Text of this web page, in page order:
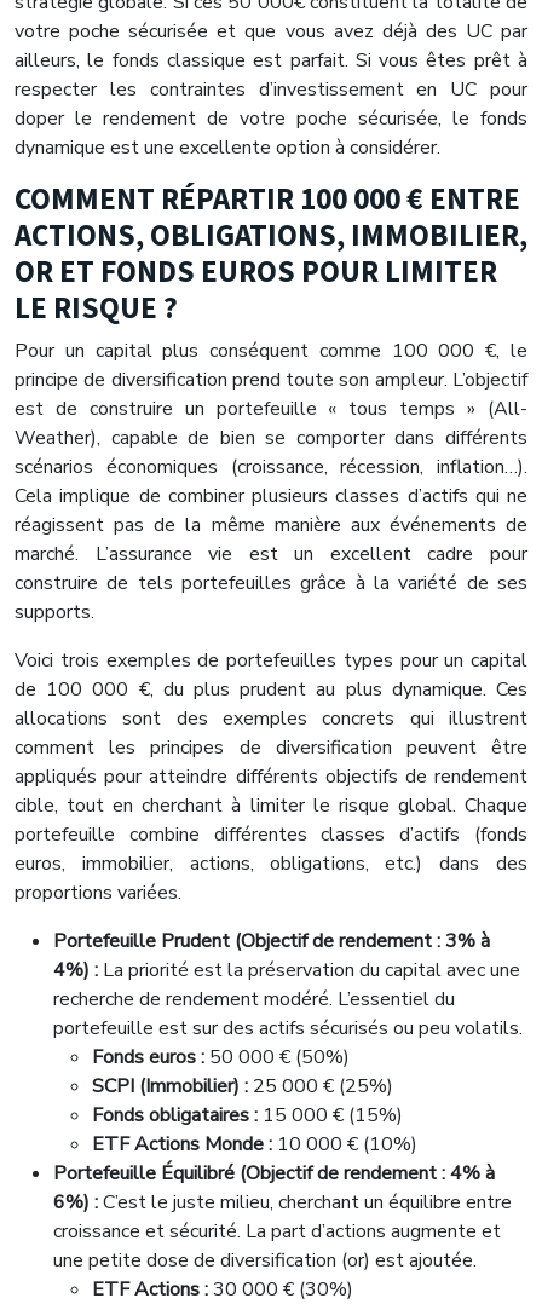
votre poche sécurisée et que vous avez déjà des UC par
ailleurs, le fonds classique est parfait. Si vous êtes prêt à
respecter les contraintes d’investissement en UC pour
doper le rendement de votre poche sécurisée, le fonds
dynamique est une excellente option à considérer.
COMMENT RÉPARTIR 100 000 € ENTRE
ACTIONS, OBLIGATIONS, IMMOBILIER,
OR ET FONDS EUROS POUR LIMITER
LE RISQUE ?
Pour un capital plus conséquent comme 100 000 €, le
principe de diversification prend toute son ampleur. L’objectif
est de construire un portefeuille « tous temps » (All-
Weather), capable de bien se comporter dans différents
scénarios économiques (croissance, récession, inflation…).
Cela implique de combiner plusieurs classes d’actifs qui ne
réagissent pas de la même manière aux événements de
marché. L’assurance vie est un excellent cadre pour
construire de tels portefeuilles grâce à la variété de ses
supports.
Voici trois exemples de portefeuilles types pour un capital
de 100 000 €, du plus prudent au plus dynamique. Ces
allocations sont des exemples concrets qui illustrent
comment les principes de diversification peuvent être
appliqués pour atteindre différents objectifs de rendement
cible, tout en cherchant à limiter le risque global. Chaque
portefeuille combine différentes classes d’actifs (fonds
euros, immobilier, actions, obligations, etc.) dans des
proportions variées.
Portefeuille Prudent (Objectif de rendement : 3% à
4%) : La priorité est la préservation du capital avec une
recherche de rendement modéré. L’essentiel du
portefeuille est sur des actifs sécurisés ou peu volatils.
Fonds euros : 50 000 € (50%)
SCPI (Immobilier) : 25 000 € (25%)
Fonds obligataires : 15 000 € (15%)
ETF Actions Monde : 10 000 € (10%)
Portefeuille Équilibré (Objectif de rendement : 4% à
6%) :C’est le juste milieu, cherchant un équilibre entre
croissance et sécurité. La part d’actions augmente et
une petite dose de diversification (or) est ajoutée.
ETF Actions :30 000 € (30%)